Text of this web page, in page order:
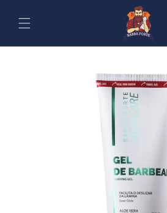
conteúdo